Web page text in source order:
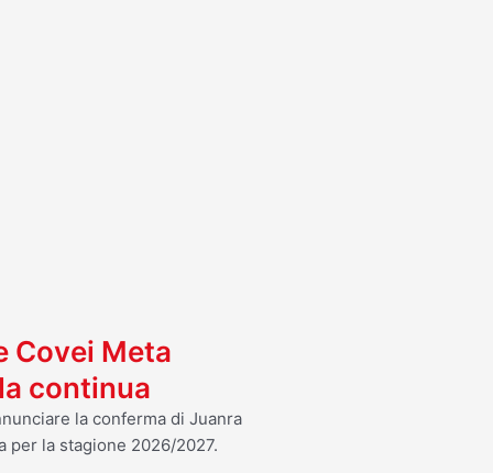
Covei Meta
continua
la conferma di Juanra
per la stagione 2026/2027.